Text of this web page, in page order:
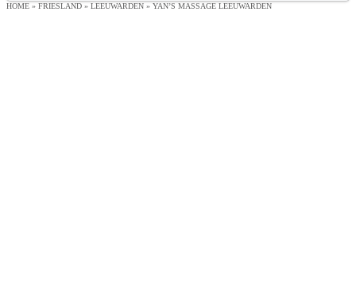
HOME » FRIESLAND » LEEUWARDEN » YAN’S MASSAGE LEEUWARDEN